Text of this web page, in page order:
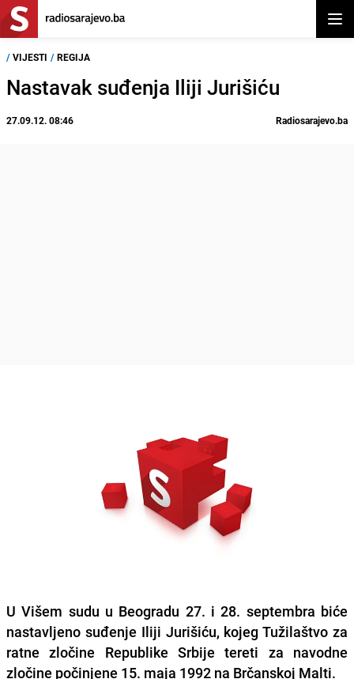
/ VIJESTI / REGIJA
Nastavak suđenja Iliji Jurišiću
27.09.12. 08:46 Radiosarajevo.ba
U Višem sudu u Beogradu 27. i 28. septembra biće
nastavljeno suđenje Iliji Jurišiću, kojeg Tužilaštvo za
ratne zločine Republike Srbije tereti za navodne
zločine počinjene 15. maja 1992 na Brčanskoj Malti.